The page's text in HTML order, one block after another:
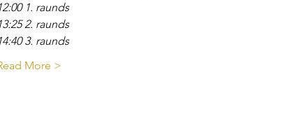
12:00 1. raunds
13:25 2. raunds
14:40 3. raunds
More >